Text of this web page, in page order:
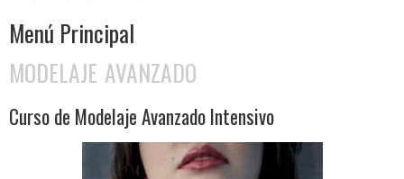
Menú Principal
Skip to content
MODELAJE AVANZADO
Curso de Modelaje Avanzado Intensivo